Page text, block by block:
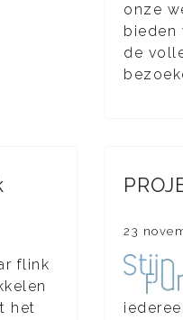
onze
bieden
de
flink
het
23